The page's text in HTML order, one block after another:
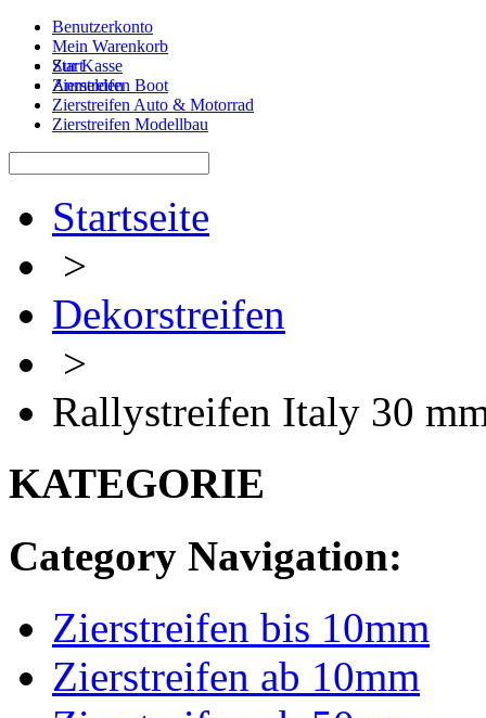
Benutzerkonto
Mein Warenkorb
Zur Kasse
Anmelden
Start
Zierstreifen Boot
Zierstreifen Auto & Motorrad
Zierstreifen Modellbau
Startseite
>
Dekorstreifen
>
Rallystreifen Italy 30
KATEGORIE
Category Navigation:
Zierstreifen bis 10mm
Zierstreifen ab 10mm